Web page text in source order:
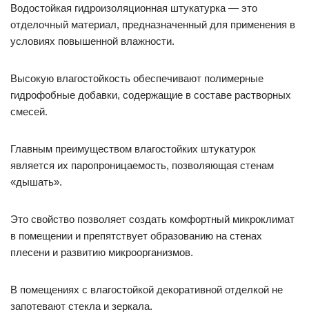
Водостойкая гидроизоляционная штукатурка — это
отделочный материал, предназначенный для применения в
условиях повышенной влажности.
Высокую влагостойкость обеспечивают полимерные
гидрофобные добавки, содержащие в составе растворных
смесей.
Главным преимуществом влагостойких штукатурок
является их паропроницаемость, позволяющая стенам
«дышать».
Это свойство позволяет создать комфортный микроклимат
в помещении и препятствует образованию на стенах
плесени и развитию микроорганизмов.
В помещениях с влагостойкой декоративной отделкой не
запотевают стекла и зеркала.